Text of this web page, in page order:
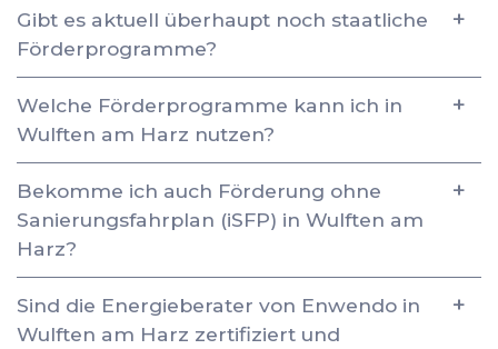
Gibt es aktuell überhaupt noch staatliche
Förderprogramme?
Welche Förderprogramme kann ich in
Wulften am Harz nutzen?
Bekomme ich auch Förderung ohne
Sanierungsfahrplan (iSFP) in Wulften am
Harz?
Sind die Energieberater von Enwendo in
Wulften am Harz zertifiziert und